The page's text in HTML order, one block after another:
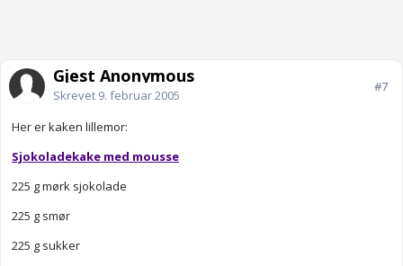
Gjest Anonymous
Skrevet 9. februar 2005
#7
Her er kaken lillemor:
Sjokoladekake med mousse
225 g mørk sjokolade
225 g smør
225 g sukker